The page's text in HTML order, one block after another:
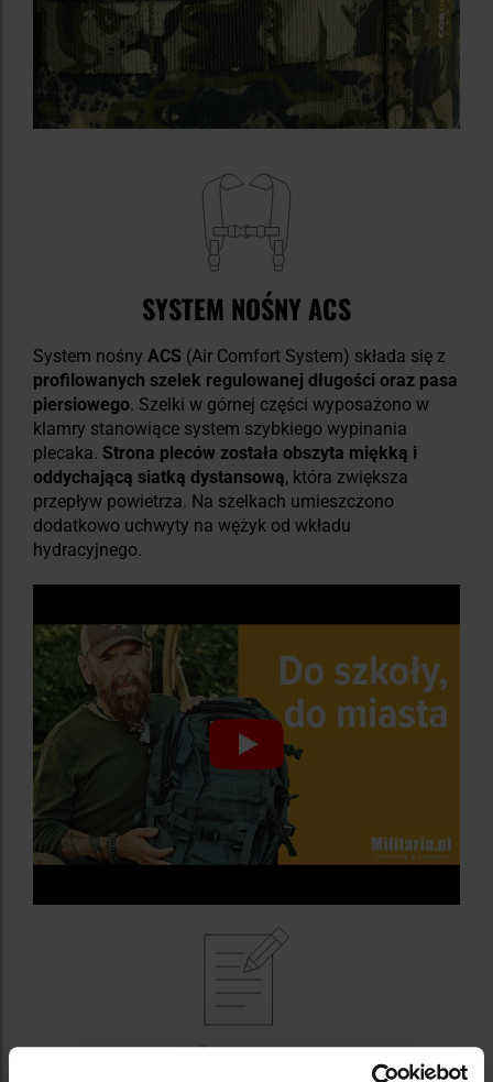
SYSTEM NOŚNY ACS
System nośny ACS (Air Comfort System) składa się z
profilowanych szelek regulowanej długości oraz pasa
piersiowego. Szelki w górnej części wyposażono w
klamry stanowiące system szybkiego wypinania
plecaka. Strona pleców została obszyta miękką i
oddychającą siatką dystansową, która zwiększa
przepływ powietrza. Na szelkach umieszczono
dodatkowo uchwyty na wężyk od wkładu
hydracyjnego.
NAJWAŻNIEJSZE CECHY